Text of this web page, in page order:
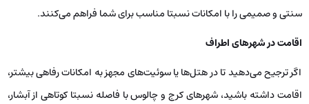
سنتی و صمیمی را با امکانات نسبتا مناسب برای شما فراهم می‌کنند.
اقامت در شهرهای اطراف
اگر ترجیح می‌دهید تا در هتل‌ها یا سوئیت‌های مجهز به امکانات رفاهی بیشتر،
اقامت داشته باشید، شهرهای کرج و چالوس با فاصله نسبتا کوتاهی از آبشار،